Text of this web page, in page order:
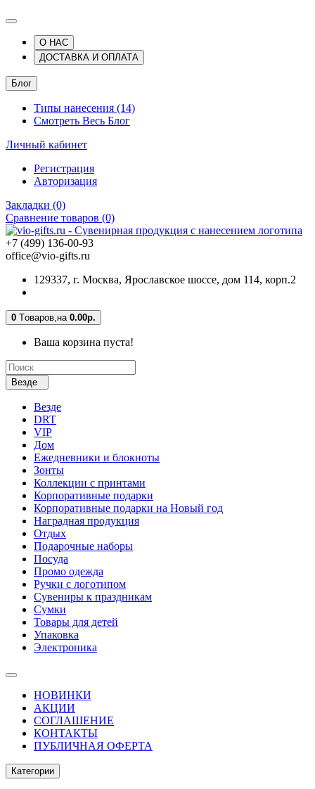
О НАС
ДОСТАВКА И ОПЛАТА
Блог
Типы нанесения (14)
Смотреть Весь Блог
Личный кабинет
Регистрация
Авторизация
Закладки (0)
Сравнение товаров (0)
+7 (499) 136-00-93
office@vio-gifts.ru
129337, г. Москва, Ярославское шоссе, дом 114, корп.2
0 Tоваров,на 0.00р.
Ваша корзина пуста!
Везде
Везде
DRT
VIP
Дом
Ежедневники и блокноты
Зонты
Коллекции с принтами
Корпоративные подарки
Корпоративные подарки на Новый год
Наградная продукция
Отдых
Подарочные наборы
Посуда
Промо одежда
Ручки с логотипом
Сувениры к праздникам
Сумки
Товары для детей
Упаковка
Электроника
НОВИНКИ
АКЦИИ
СОГЛАШЕНИЕ
КОНТАКТЫ
ПУБЛИЧНАЯ ОФЕРТА
Категории